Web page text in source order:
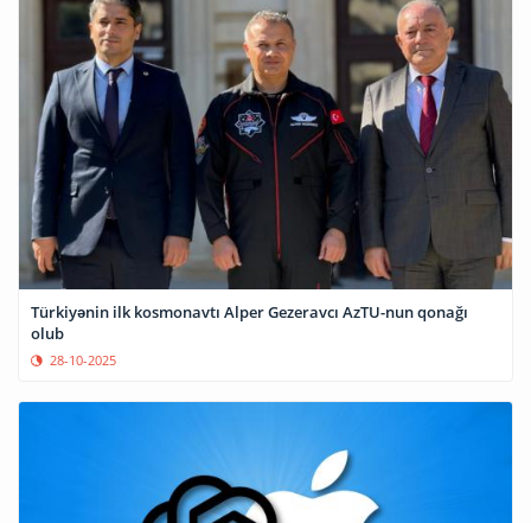
Türkiyənin ilk kosmonavtı Alper Gezeravcı AzTU-nun qonağı
olub
28-10-2025